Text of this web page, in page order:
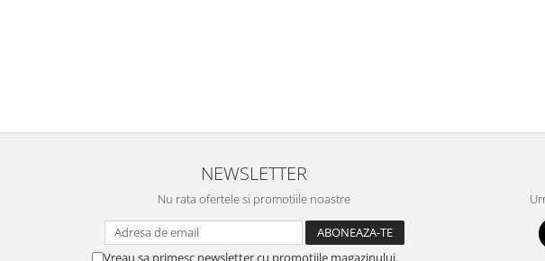
NEWSLETTER
Nu rata ofertele si promotiile noastre
Vreau sa primesc newsletter cu promotiile magazinului.